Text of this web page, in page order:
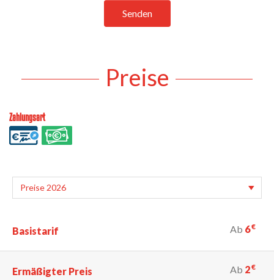
Senden
Preise
Zahlungsart
Basistarif Ab 6€
Ermäßigter Preis Ab 2€